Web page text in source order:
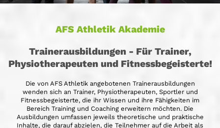
AFS Athletik Akademie
Trainerausbildungen - Für Trainer,
Physiotherapeuten und Fitnessbegeisterte!
Die von AFS Athletik angebotenen Trainerausbildungen
wenden sich an Trainer, Physiotherapeuten, Sportler und
Fitnessbegeisterte, die ihr Wissen und ihre Fähigkeiten im
Bereich Training und Coaching erweitern möchten. Die
Ausbildungen umfassen jeweils theoretische und praktische
Inhalte, die darauf abzielen, die Teilnehmer auf die Arbeit als